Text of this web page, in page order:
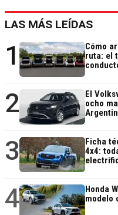
LAS MÁS LEÍDAS
1
Cómo
ruta: el
2
El
ocho
3
Ficha
4x4:
4
Honda
modelo